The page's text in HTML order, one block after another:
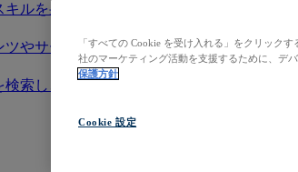
ルを身に付け、研究開発の情報ニーズを
やサービスの認知度を広げ、既存、もし
索し、ご契約の弊社製品にアクセスし検索
「すべての Cookie を受け入れる」をクリック
社のマーケティング活動を支援するために、デ
保護方針
Cookie 設定